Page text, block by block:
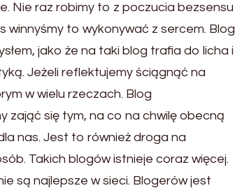
Nie raz robimy to z poczucia bezsensu
winnyśmy to wykonywać z sercem. Blog
jako że na taki blog trafia do licha i
Jeżeli reflektujemy ściągnąć na
w wielu rzeczach. Blog
zająć się tym, na co na chwilę obecną
nas. Jest to również droga na
Takich blogów istnieje coraz więcej.
są najlepsze w sieci. Blogerów jest